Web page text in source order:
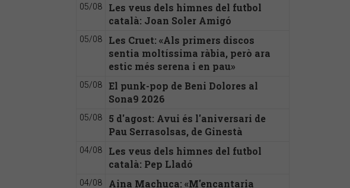
05/08
Les veus dels himnes del futbol
català: Joan Soler Amigó
05/08
Les Cruet: «Als primers discos
sentia moltíssima ràbia, però ara
estic més serena i en pau»
05/08
El punk-pop de Beni Dolores al
Sona9 2026
05/08
5 d'agost: Avui és l'aniversari de
Pau Serrasolsas, de Ginestà
04/08
Les veus dels himnes del futbol
català: Pep Lladó
04/08
Aina Machuca: «M'encantaria